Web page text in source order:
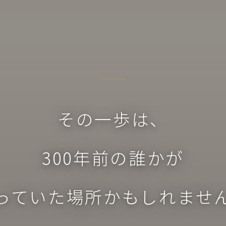
その一歩は、
300年前の誰かが
ていた場所かもしれませ